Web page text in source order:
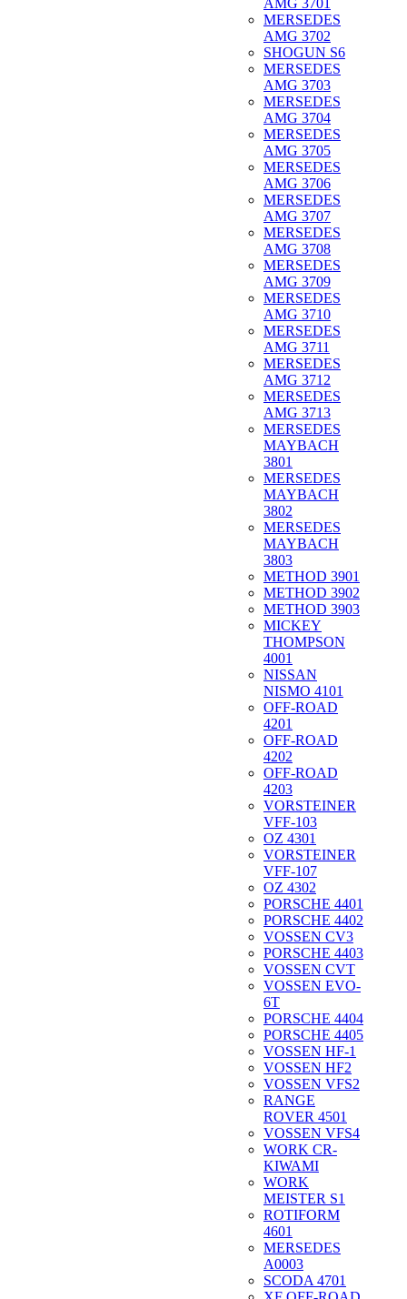
AMG 3701
MERSEDES
AMG 3702
SHOGUN S6
MERSEDES
AMG 3703
MERSEDES
AMG 3704
MERSEDES
AMG 3705
MERSEDES
AMG 3706
MERSEDES
AMG 3707
MERSEDES
AMG 3708
MERSEDES
AMG 3709
MERSEDES
AMG 3710
MERSEDES
AMG 3711
MERSEDES
AMG 3712
MERSEDES
AMG 3713
MERSEDES
MAYBACH
3801
MERSEDES
MAYBACH
3802
MERSEDES
MAYBACH
3803
METHOD 3901
METHOD 3902
METHOD 3903
MICKEY
THOMPSON
4001
NISSAN
NISMO 4101
OFF-ROAD
4201
OFF-ROAD
4202
OFF-ROAD
4203
VORSTEINER
VFF-103
OZ 4301
VORSTEINER
VFF-107
OZ 4302
PORSCHE 4401
PORSCHE 4402
VOSSEN CV3
PORSCHE 4403
VOSSEN CVT
VOSSEN EVO-
6T
PORSCHE 4404
PORSCHE 4405
VOSSEN HF-1
VOSSEN HF2
VOSSEN VFS2
RANGE
ROVER 4501
VOSSEN VFS4
WORK CR-
KIWAMI
WORK
MEISTER S1
ROTIFORM
4601
MERSEDES
A0003
SCODA 4701